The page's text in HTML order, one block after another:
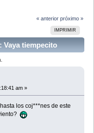
« anterior próximo »
IMPRIMIR
Vaya tiempecito
am »
los coj***nes de este